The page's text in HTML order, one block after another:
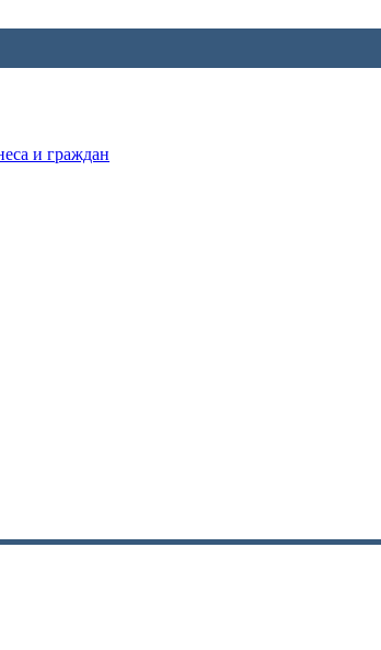
и граждан